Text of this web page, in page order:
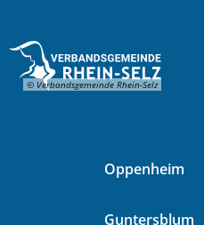
© Verbandsgemeinde Rhein-Selz
Oppenheim
Guntersblum